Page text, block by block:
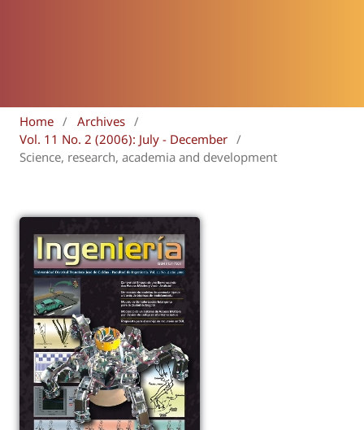
Home / Archives /
Vol. 11 No. 2 (2006): July - December /
Science, research, academia and development